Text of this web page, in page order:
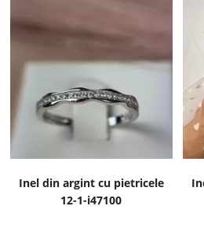
Inel din argint cu pietricele
12-1-i47100